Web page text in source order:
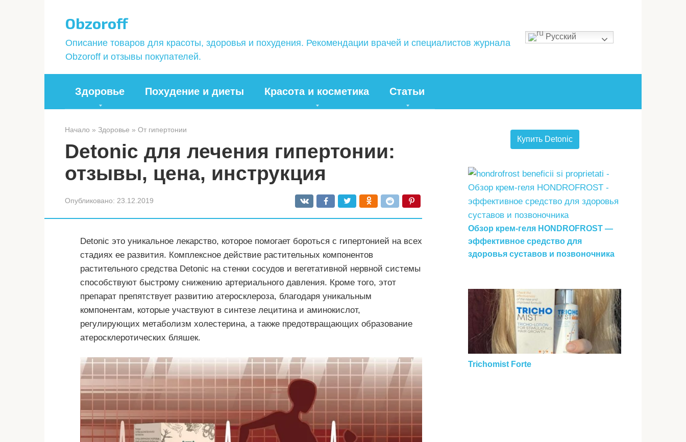
Obzoroff
Описание товаров для красоты, здоровья и похудения. Рекомендации врачей и специалистов журнала
Obzoroff и отзывы покупателей.
Русский
Здоровье Похудение и диеты Красота и косметика Статьи
Начало » Здоровье » От гипертонии
Detonic для лечения гипертонии:
отзывы, цена, инструкция
Опубликовано: 23.12.2019
Detonic это уникальное лекарство, которое помогает бороться с гипертонией на всех
стадиях ее развития. Комплексное действие растительных компонентов
растительного средства Detonic на стенки сосудов и вегетативной нервной системы
способствуют быстрому снижению артериального давления. Кроме того, этот
препарат препятствует развитию атеросклероза, благодаря уникальным
компонентам, которые участвуют в синтезе лецитина и аминокислот,
регулирующих метаболизм холестерина, а также предотвращающих образование
атеросклеротических бляшек.
Купить Detonic
Обзор крем-геля HONDROFROST —
эффективное средство для
здоровья суставов и позвоночника
Trichomist Forte